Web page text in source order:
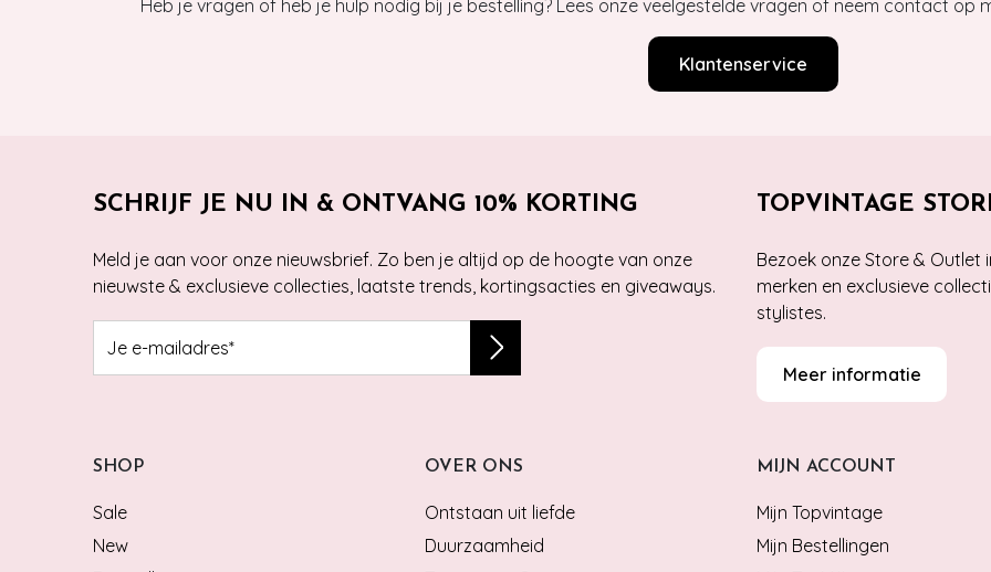
Heb je vragen of heb je hulp nodig bij je bestelling? Lees onze veelgestelde vragen of neem contact op
Klantenservice
SCHRIJF JE NU IN & ONTVANG 10% KORTING
Meld je aan voor onze nieuwsbrief. Zo ben je altijd op de hoogte van onze
nieuwste & exclusieve collecties, laatste trends, kortingsacties en giveaways.
TOPVINTAGE
Bezoek onze Store & Outlet
merken en exclusieve
stylistes.
Meer informatie
SHOP
Sale
New
OVER ONS
Ontstaan uit liefde
Duurzaamheid
MIJN ACCOUNT
Mijn Topvintage
Mijn Bestellingen